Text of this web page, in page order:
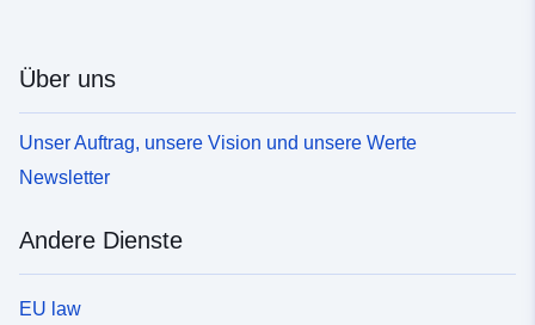
Über uns
Unser Auftrag, unsere Vision und unsere Werte
Newsletter
Andere Dienste
EU law